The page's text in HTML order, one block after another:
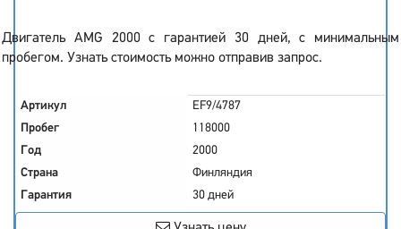
Двигатель AMG 2000 с гарантией 30 дней, с минимальным
пробегом. Узнать стоимость можно отправив запрос.
Артикул
EF9/4787
Пробег
118000
Год
2000
Страна
Финляндия
Гарантия
30 дней